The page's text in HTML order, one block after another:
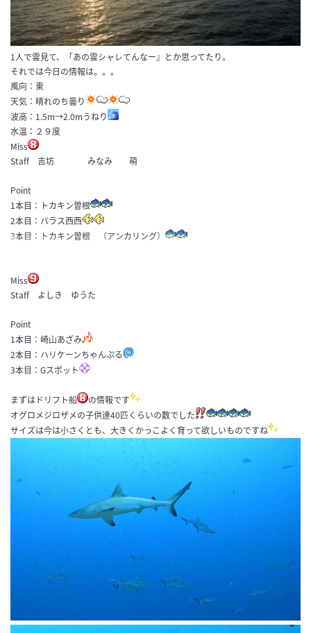
1人で雲見て、「あの雲シャレてんなー』とか思ってたり。
それでは今日の情報は。。。
風向：東
天気：晴れのち曇り
波高：1.5m→2.0mうねり
水温：２９度
Miss
Staff 吉坊 みなみ 萌
Point
1本目：トカキン曽根
2本目：バラス西西
3本目：トカキン曽根 （アンカリング）
Miss
Staff よしき ゆうた
Point
1本目：崎山あざみ
2本目：ハリケーンちゃんぷる
3本目：Gスポット
まずはドリフト船
の情報です
オグロメジロザメの子供達40匹くらいの数でした
サイズは今は小さくとも、大きくかっこよく育って欲しいものですね